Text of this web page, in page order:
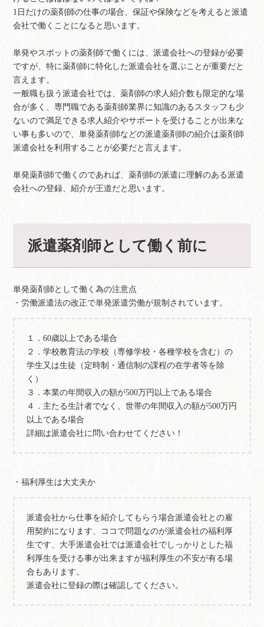
1日だけの薬剤師の仕事の場合、保証や保険などを考えると派遣
会社で働くことになると思います。
単発やスポットの薬剤師で働くには、派遣会社への登録が必要
ですが、特に薬剤師に特化した派遣会社を選ぶことが重要だと
言えます。
一般職も扱う派遣会社では、薬剤師の求人紹介数も限定的な場
合が多く、専門職である薬剤師業界に知識のあるスタッフも少
ないので満足できる求人紹介やサポートを受けることが出来な
い事も多いので、単発薬剤師などの派遣薬剤師の紹介は薬剤師
派遣会社を利用することが必要だと言えます。
単発薬剤師で働くのであれば、薬剤師の派遣に理解のある派遣
会社への登録、紹介が王道だと思います。
派遣薬剤師として働く前に
単発薬剤師として働く為の注意点
・労働派遣法の改正で単発派遣労働が規制されています。
１．60歳以上である場合
２．学校教育法の学校（専修学校・各種学校を含む）の
学生又は生徒（定時制・通信制の課程の在学者等を除
く）
３．本業の年間収入の額が500万円以上である場合
４．主たる生計者でなく、世帯の年間収入の額が500万円
以上である場合
詳細は派遣会社に問い合わせてください！
・福利厚生は大丈夫か
派遣会社から仕事を紹介してもらう場合派遣会社との雇
用契約になります、ココで問題なのが派遣会社の福利厚
生です、大手派遣会社では派遣会社でしっかりとした福
利厚生を受ける事が出来ますが福利厚生の不安が有る場
合もあります。
派遣会社に登録の際は確認してください。